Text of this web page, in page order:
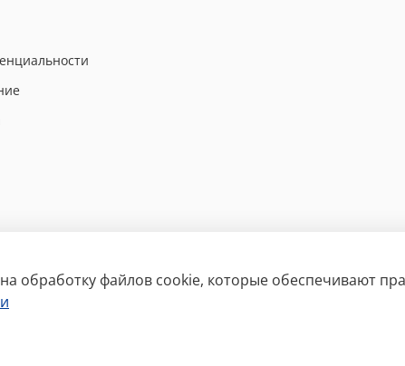
обработку файлов cookie, которые обеспечивают